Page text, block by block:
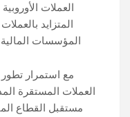
العملات
المتزايد
المؤسسات المالية
مع استمرار
العملات المستقرة
مستقبل القطاع